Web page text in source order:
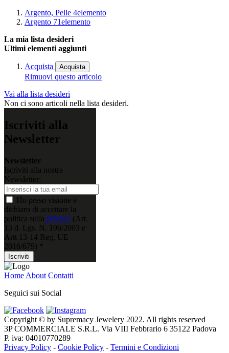
Argento, Pelle 4elemento
Argento 71elemento
La mia lista desideri
Ultimi elementi aggiunti
Acquista Acquista
Rimuovi questo articolo
Vai alla lista desideri
Non ci sono articoli nella lista desideri.
Iscriviti alla
Newsletter
Newsletter
Iscriviti alla nostra
Newsletter:
Ho preso visione e
dichiaro di accettare la
politica sulla privacy (Art.
13 d. Lgs. N. 196/2003 e
Artt 13-14 Reg. UE
2016/679) *
Iscriviti
Home About Contatti
Seguici sui Social
Copyright © by Supremacy Jewelery 2022. All rights reserved
3P COMMERCIALE S.R.L. Via VIII Febbrario 6 35122 Padova
P. iva: 04010770289
Privacy Policy - Cookie Policy - Termini e Condizioni